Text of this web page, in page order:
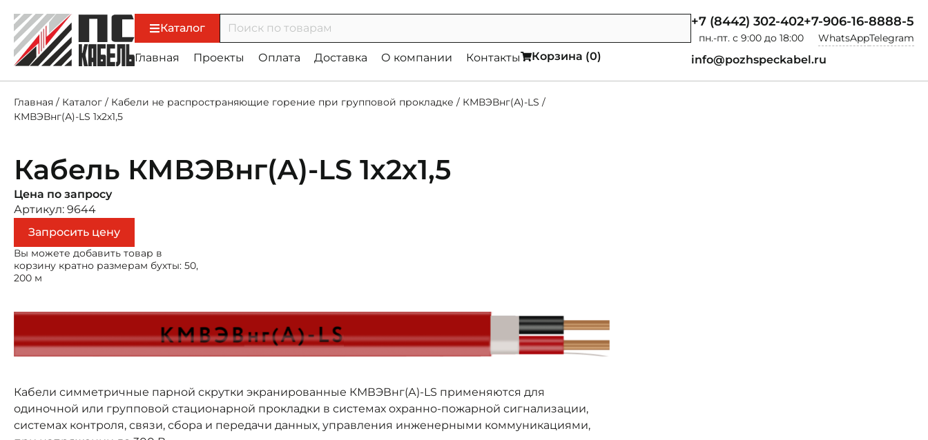
Каталог
Главная Проекты Оплата Доставка О компании Контакты Корзина (0)
+7 (8442) 302-402
пн.-пт. с 9:00 до 18:00
+7-906-16-8888-5
WhatsAppTelegram
info@pozhspeckabel.ru
Главная / Каталог / Кабели не распространяющие горение при групповой прокладке / КМВЭВнг(А)-LS /
КМВЭВнг(А)-LS 1х2х1,5
Кабель КМВЭВнг(А)-LS 1х2х1,5
Цена по запросу
Артикул: 9644
Запросить цену
Вы можете добавить товар в
корзину кратно размерам бухты: 50,
200 м
Кабели симметричные парной скрутки экранированные КМВЭВнг(А)-LS применяются для
одиночной или групповой стационарной прокладки в системах охранно-пожарной сигнализации,
системах контроля, связи, сбора и передачи данных, управления инженерными коммуникациями,